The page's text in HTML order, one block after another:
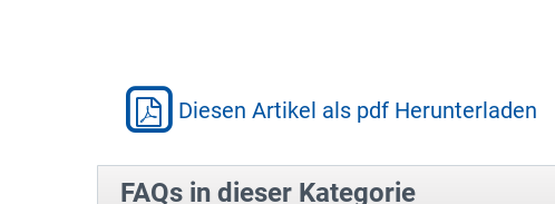
Diesen Artikel als pdf Herunterladen
FAQs in dieser Kategorie